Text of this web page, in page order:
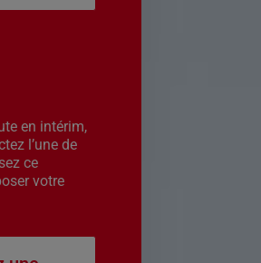
en intérim,
l’une de
ce
votre